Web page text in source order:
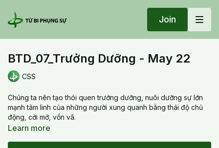
Join
BTD_07_Trưởng Dưỡng - May 22
CSS
Chúng ta nên tạo thói quen trưởng dưỡng, nuôi dưỡng sự lớn
mạnh tâm linh của những người xung quanh bằng thái độ chủ
động, cởi mở, vồn vã.
Learn more